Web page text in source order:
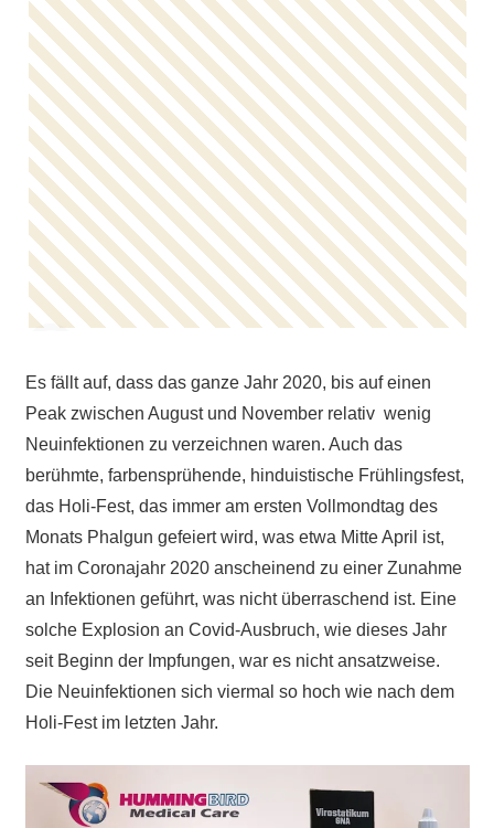
Es fällt auf, dass das ganze Jahr 2020, bis auf einen
Peak zwischen August und November relativ wenig
Neuinfektionen zu verzeichnen waren. Auch das
berühmte, farbensprühende, hinduistische Frühlingsfest,
das Holi-Fest, das immer am ersten Vollmondtag des
Monats Phalgun gefeiert wird, was etwa Mitte April ist,
hat im Coronajahr 2020 anscheinend zu einer Zunahme
an Infektionen geführt, was nicht überraschend ist. Eine
solche Explosion an Covid-Ausbruch, wie dieses Jahr
seit Beginn der Impfungen, war es nicht ansatzweise.
Die Neuinfektionen sich viermal so hoch wie nach dem
Holi-Fest im letzten Jahr.